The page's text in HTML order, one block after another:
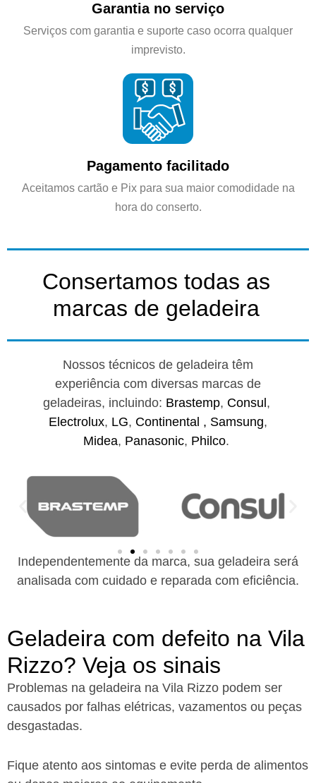
Garantia no serviço
Serviços com garantia e suporte caso ocorra qualquer
imprevisto.
Pagamento facilitado
Aceitamos cartão e Pix para sua maior comodidade na
hora do conserto.
Consertamos todas as
marcas de geladeira
Nossos técnicos de geladeira têm
experiência com diversas marcas de
geladeiras, incluindo: Brastemp, Consul ,
Electrolux, LG, Continental , Samsung,
Midea, Panasonic, Philco.
Independentemente da marca, sua geladeira será
analisada com cuidado e reparada com eficiência.
Geladeira com defeito na Vila
Rizzo? Veja os sinais
Problemas na geladeira na Vila Rizzo podem ser
causados por falhas elétricas, vazamentos ou peças
desgastadas.
Fique atento aos sintomas e evite perda de alimentos